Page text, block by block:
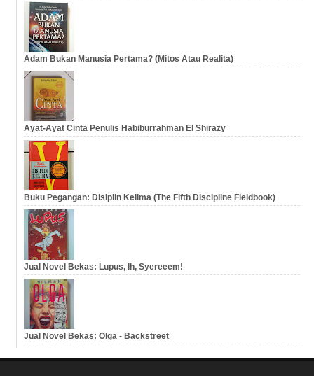
Adam Bukan Manusia Pertama? (Mitos Atau Realita)
Ayat-Ayat Cinta Penulis Habiburrahman El Shirazy
Buku Pegangan: Disiplin Kelima (The Fifth Discipline Fieldbook)
Jual Novel Bekas: Lupus, Ih, Syereeem!
Jual Novel Bekas: Olga - Backstreet